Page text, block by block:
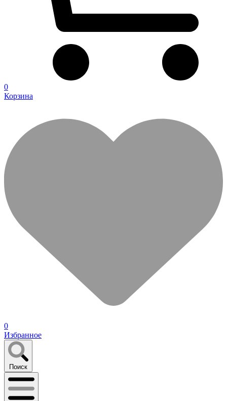
0
Корзина
0
Избранное
Поиск